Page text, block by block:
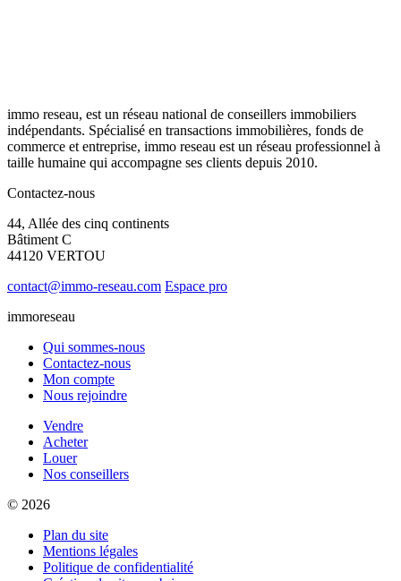
immo reseau, est un réseau national de conseillers immobiliers
indépendants. Spécialisé en transactions immobilières, fonds de
commerce et entreprise, immo reseau est un réseau professionnel à
taille humaine qui accompagne ses clients depuis 2010.
Contactez-nous
44, Allée des cinq continents
Bâtiment C
44120 VERTOU
contact@immo-reseau.com Espace pro
immoreseau
Qui sommes-nous
Contactez-nous
Mon compte
Nous rejoindre
Vendre
Acheter
Louer
Nos conseillers
© 2026
Plan du site
Mentions légales
Politique de confidentialité